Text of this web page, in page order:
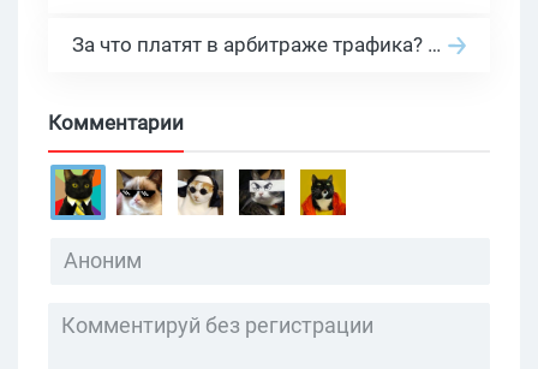
За что платят в арбитраже трафика? 30 моделей оплаты в бурж и СНГ партнерках
Комментарии